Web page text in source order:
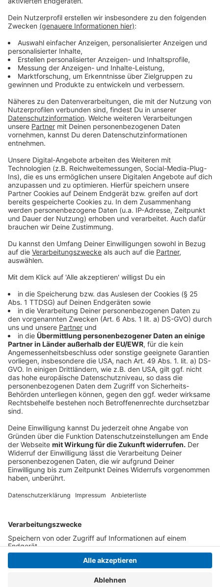
"Ich bin überglücklich über die TENSION TOUR
2025. Ich kann es kaum erwarten, schöne und
wilde Momente mit Fans auf der ganzen Welt zu
teilen und die Tension-Ära und mehr zu feiern! Es
war bisher ein aufregender Ritt und jetzt macht
euch bereit für eure Nahaufnahme, denn ich
werde Lights, Camera, Action rufen ... und es wird
eine ganze Menge Padaming geben!"
Auch bei uns in NRW wird Kyle einen Stopp einlegen.
Am07. Juli 2025 tritt sie in Düsseldorf
Anzeige
Die Single von Kylie Minogue "Lights Camera
Action"
Anzeige
Wir benötigen Ihre
Zustimmung, um den YouTube
Video-Service zu laden!
Wir verwenden einen Service eines
Drittanbieters, um Videoinhalte
einzubetten. Dieser Service kann
Daten zu Ihren Aktivitäten
sammeln. Bitte lesen Sie die
Details durch und stimmen Sie der
Nutzung des Service zu, um dieses
Video anzusehen.
Akzeptieren
powered byUsercentrics Consent
Kylie Minogue - Lights Camera Action (Official Video)
Anzeige
Anzeige